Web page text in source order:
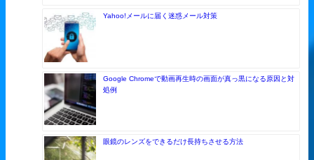
Yahoo!メールに届く迷惑メール対策
Google Chromeで動画再生時の画面が真っ黒になる原因と対
処例
眼鏡のレンズをできるだけ長持ちさせる方法